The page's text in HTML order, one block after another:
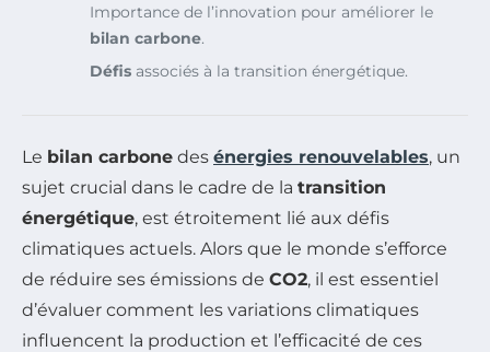
Importance de l’innovation pour améliorer le
bilan carbone.
Défis associés à la transition énergétique.
Le bilan carbone des énergies renouvelables, un
sujet crucial dans le cadre de la transition
énergétique, est étroitement lié aux défis
climatiques actuels. Alors que le monde s’efforce
de réduire ses émissions de CO2, il est essentiel
d’évaluer comment les variations climatiques
influencent la production et l’efficacité de ces